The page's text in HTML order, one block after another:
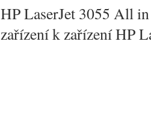
HP LaserJet 3055 All
zařízení k zařízení HP